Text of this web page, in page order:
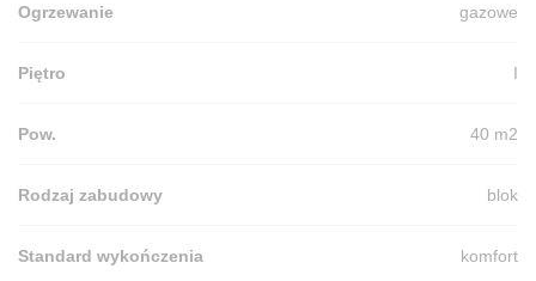
Ogrzewanie gazowe
Piętro I
Pow. 40 m2
Rodzaj zabudowy blok
Standard wykończenia komfort